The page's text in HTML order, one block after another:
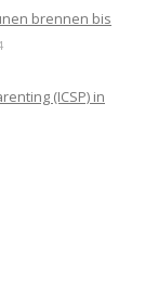
brennen bis
(ICSP) in